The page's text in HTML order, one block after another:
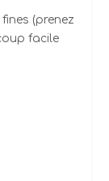
(prenez
facile